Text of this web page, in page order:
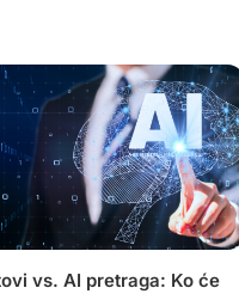
vs. AI pretraga: Ko će